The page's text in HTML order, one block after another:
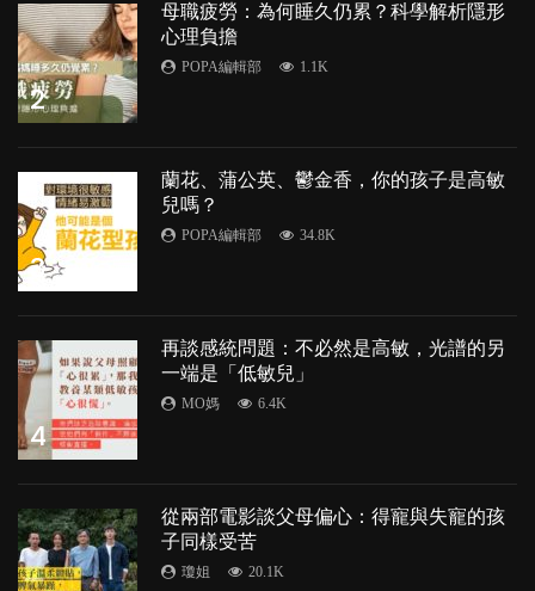
2
母職疲勞：為何睡久仍累？科學解析隱形
心理負擔
POPA編輯部 1.1K
3
蘭花、蒲公英、鬱金香，你的孩子是高敏
兒嗎？
POPA編輯部 34.8K
4
再談感統問題：不必然是高敏，光譜的另
一端是「低敏兒」
MO媽 6.4K
從兩部電影談父母偏心：得寵與失寵的孩
子同樣受苦
瓊姐 20.1K